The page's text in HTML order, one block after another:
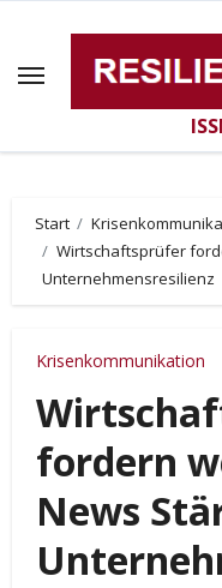
springen
Start
Wirtschaftsprüfer
Unternehmensresilienz
Krisenkommunikation
fordern
News